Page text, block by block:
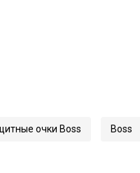
очки Boss Boss